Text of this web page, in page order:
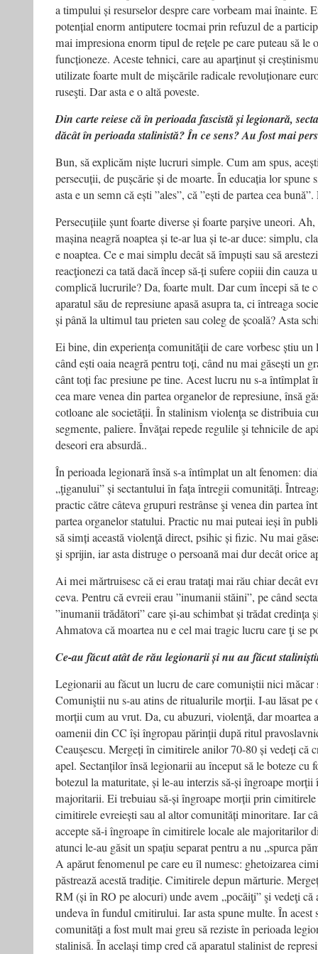
a timpului și resurselor despre care vorbeam mai înainte.
potențial enorm antiputere tocmai prin refuzul de a
mai impresiona enorm tipul de rețele pe care puteau să le
funcționeze. Aceste tehnici, care au aparținut și
utilizate foarte mult de mișcările radicale revoluționare
ruseşti. Dar asta e o altă poveste.
Din carte reiese că în perioada fascistă și legionară,
dăcât în perioada stalinistă? În ce sens? Au fost mai
Bun, să explicăm niște lucruri simple. Cum am spus,
persecuții, de pușcărie și de moarte. În educația lor spune
asta e un semn că ești ”ales”, că ”ești de partea cea
Persecuțiile șunt foarte diverse și foarte parșive uneori.
mașina neagră noaptea și te-ar lua și te-ar duce: simplu,
e noaptea. Ce e mai simplu decât să împuști sau să
reacţionezi ca tată dacă încep să-ți sufere copiii din cauza
complică lucrurile? Da, foarte mult. Dar cum începi să te
aparatul său de represiune apasă asupra ta, ci întreaga
și până la ultimul tau prieten sau coleg de școală? Asta
Ei bine, din experiența comunității de care vorbesc știu
când ești oaia neagră pentru toți, când nu mai găsești un
cânt toți fac presiune pe tine. Acest lucru nu s-a întîmplat
cea mare venea din partea organelor de represiune, însă
cotloane ale societății. În stalinism violenţa se distribuia
segmente, paliere. Învăţai repede regulile şi tehnicile de
deseori era absurdă..
În perioada legionară însă s-a întîmplat un alt fenomen:
„ţiganului” și sectantului în fața întregii comunități.
practic către câteva grupuri restrânse şi venea din partea
partea organelor statului. Practic nu mai puteai ieși în
să simți această violenţă direct, psihic și fizic. Nu mai
şi sprijin, iar asta distruge o persoană mai dur decât orice
Ai mei mărtruisesc că ei erau tratați mai rău chiar decât
ceva. Pentru că evreii erau ”inumanii stăini”, pe când
”inumanii trădători” care și-au schimbat și trădat credința
Ahmatova că moartea nu e cel mai tragic lucru care ţi se
Ce-au făcut atât de rău legionarii și nu au făcut
Legionarii au făcut un lucru de care comuniștii nici măcar
Comuniştii nu s-au atins de ritualurile morții. I-au lăsat pe
morții cum au vrut. Da, cu abuzuri, violenţă, dar moartea
oamenii din CC își îngropau părinții după ritul
Ceauşescu. Mergeți în cimitirele anilor 70-80 și vedeți că
apel. Sectanților însă legionarii au început să le boteze
botezul la maturitate, și le-au interzis să-și îngroape
majoritarii. Ei trebuiau să-și îngroape morții prin cimitirele
cimitirele evreiești sau al altor comunități minoritare. Iar
accepte să-i îngroape în cimitirele locale ale majoritarilor
atunci le-au găsit un spațiu separat pentru a nu „spurca
A apărut fenomenul pe care eu îl numesc: ghetoizarea
păstrează acestă tradiție. Cimitirele depun mărturie.
RM (și în RO pe alocuri) unde avem „pocăiţi” şi vedeţi că
undeva în fundul cmitirului. Iar asta spune multe. În acest
comunități a fost mult mai greu să reziste în perioada
stalinisă. În același timp cred că aparatul stalinist de